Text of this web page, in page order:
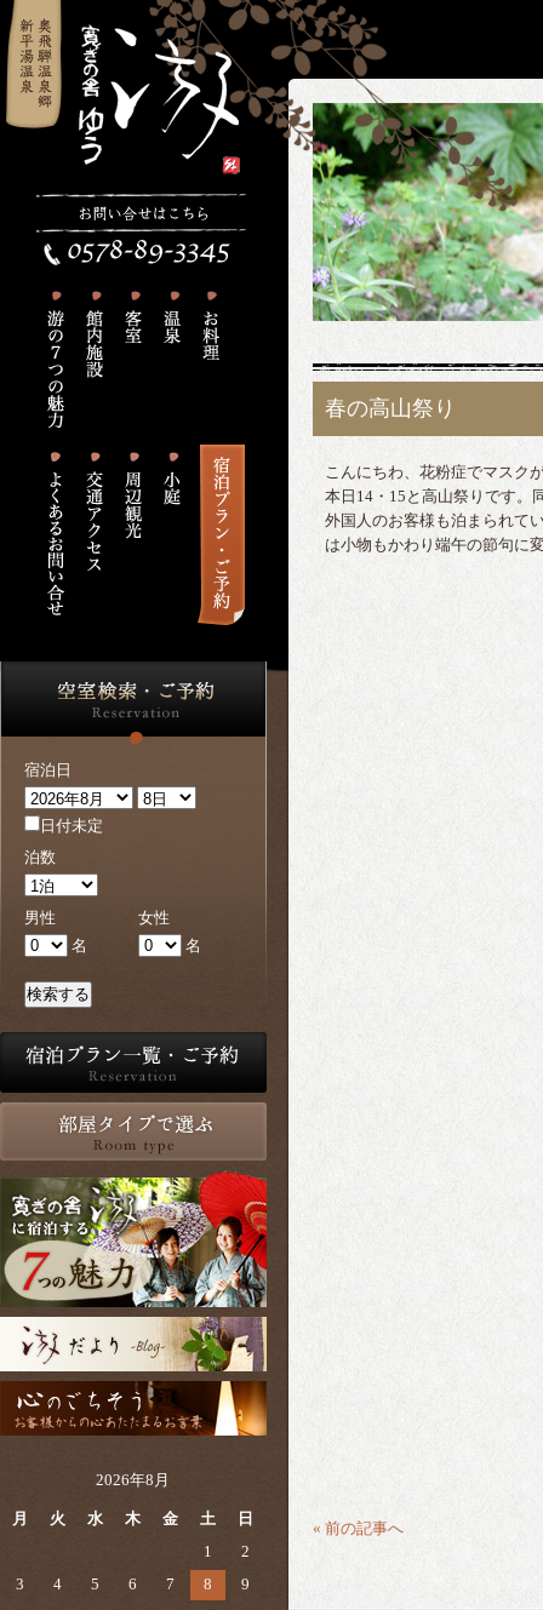
宿泊日
日付未定
泊数
男性
名
女性
名
検索する
2026年8月
月 火 水 木 金 土 日
1
2
3
4 5 6 7 8
9
春の高山祭り
こんにちわ、花粉症でマスク
本日14・15と高山祭りです。
外国人のお客様も泊まられて
は小物もかわり端午の節句に
« 前の記事へ